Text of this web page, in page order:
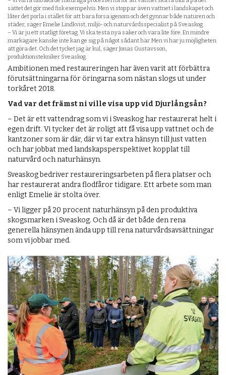
sättet det gör med fisk exempelvis. Men vi stoppar även vattnet i landskapet och
låter det porla i stället för att bara forsa igenom och det gynnar både naturen och
städer, säger Emelie Lindkvist, miljö- och naturvårdsspecialist på Sveaskog.
– Vi är ju ett statligt företag. Vi ska testa nya saker och vara lite före. En mindre
markägare kanske inte kan ge sig på något sådant här. Men vi har ju möjligheten
att göra det. Och det tycket jag är kul, säger Jonas Gustavsson,
produktionstekniker Sveaskog.
Ambitionen med restaureringen har även varit att förbättra
förutsättningarna för öringarna som nästan slogs ut under
torkåret 2018.
Vad var det främst ni ville visa upp vid Djurlångsån?
– Det är ett vattendrag som vi i Sveaskog har restaurerat helt i
egen drift. Vi tycker det är roligt att få visa upp vattnet och de
kantzoner som är där, där vi tar extra hänsyn till just vatten
och har jobbat med landskapsperspektivet kopplat till
naturvård och naturhänsyn.
Sveaskog bedriver restaureringsarbeten på flera platser och
har restaurerat andra flodfåror tidigare. Ett arbete som man
enligt Emelie är stolta över.
– Vi ligger på 20 procent naturhänsyn på den produktiva
skogsmarken i Sveaskog. Och då är det både den rena
generella hänsynen ända upp till rena naturvårdsavsättningar
som vi jobbar med.